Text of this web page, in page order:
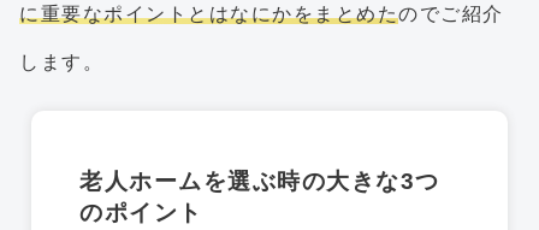
に重要なポイントとはなにかをまとめたのでご紹介
します。
老人ホームを選ぶ時の大きな3つ
のポイント